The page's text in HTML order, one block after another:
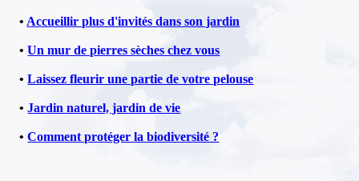
• Accueillir plus d'invités dans son jardin
•Un mur de pierres sèches chez vous
•Laissez fleurir une partie de votre pelouse
•Jardin naturel, jardin de vie
•Comment protéger la biodiversité ?